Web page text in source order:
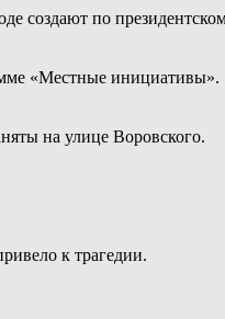
создают по
«Местные инициативы».
на улице Воровского.
к трагедии.